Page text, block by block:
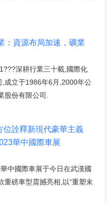
：資源布局加速，礦業
深耕行業三十載,國際化
成立于1986年6月,2000年公
份有限公司.
位詮釋新現代豪華主義
華中國際車展
中國際車展于今日在武漢國
重磅車型震撼亮相,以“重塑未